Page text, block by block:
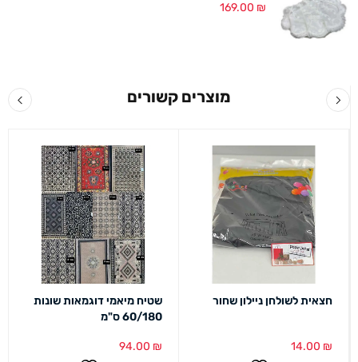
169.00 ₪
מוצרים קשורים
חצאית לשולחן ניילון שחור
14.00 ₪
שטיח מיאמי דוגמאות שונות
60/180 ס"מ
94.00 ₪